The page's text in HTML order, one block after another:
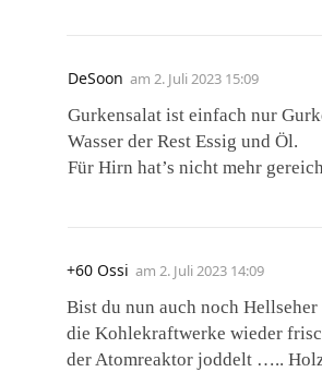
DeSoon am 2. Juli 2023 15:09
Gurkensalat ist einfach nur
Wasser der Rest Essig und Öl.
Für Hirn hat’s nicht mehr
+60 Ossi am 2. Juli 2023 14:09
Bist du nun auch noch
die Kohlekraftwerke wieder
der Atomreaktor joddelt …..